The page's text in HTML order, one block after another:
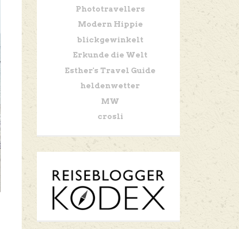
Phototravellers
Modern Hippie
blickgewinkelt
Erkunde die Welt
Esther's Travel Guide
heldenwetter
MW
crosli